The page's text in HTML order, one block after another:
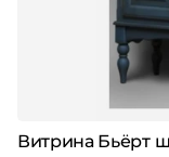
Витрина Бьёрт